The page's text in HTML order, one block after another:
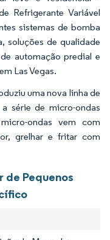
Refrigerante Variável
sistemas de bomba
soluções de qualidade
automação predial e
Las Vegas.
uma nova linha de
série de micro-ondas
ondas vem com
grelhar e fritar com
de Pequenos